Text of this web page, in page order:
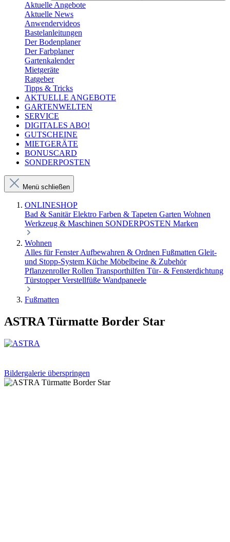
Aktuelle Angebote
Aktuelle News
Anwendervideos
Bastelanleitungen
Der Bodenplaner
Der Farbplaner
Gartenkalender
Mietgeräte
Ratgeber
Tipps & Tricks
AKTUELLE ANGEBOTE
GARTENWELTEN
SERVICE
DIGITALES ABO!
GUTSCHEINE
MIETGERÄTE
BONUSCARD
SONDERPOSTEN
Menü schließen
ONLINESHOP
Bad & SanitärElektro Farben & Tapeten Garten Wohnen
Werkzeug & Maschinen SONDERPOSTEN Marken
Wohnen
Alles für FensterAufbewahren & Ordnen Fußmatten Gleit-
und Stopp-System Küche Möbelbeine & Zubehör
PflanzenrollerRollen Transporthilfen Tür- & Fensterdichtung
TürstopperVerstellfüße Wandpaneele
Fußmatten
ASTRA Türmatte Border Star
Bildergalerie überspringen